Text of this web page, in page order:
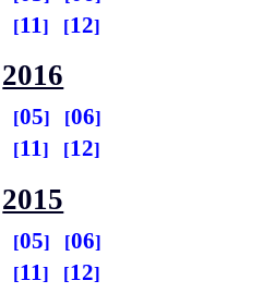
11 12
2016
05
06
11 12
2015
05
06
11 12